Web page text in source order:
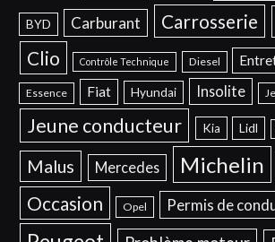
BYD Carburant Carrosserie
Clio Contrôle Technique Diesel
Essence Fiat Hyundai Insolite
Jeune conducteur Kia Lidl
Malus Mercedes Michelin
Occasion Opel Permis de